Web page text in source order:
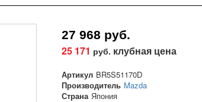
27 968 руб.
25 171 руб. клубная цена
Артикул BR5S51170D
Производитель Mazda
Страна Япония